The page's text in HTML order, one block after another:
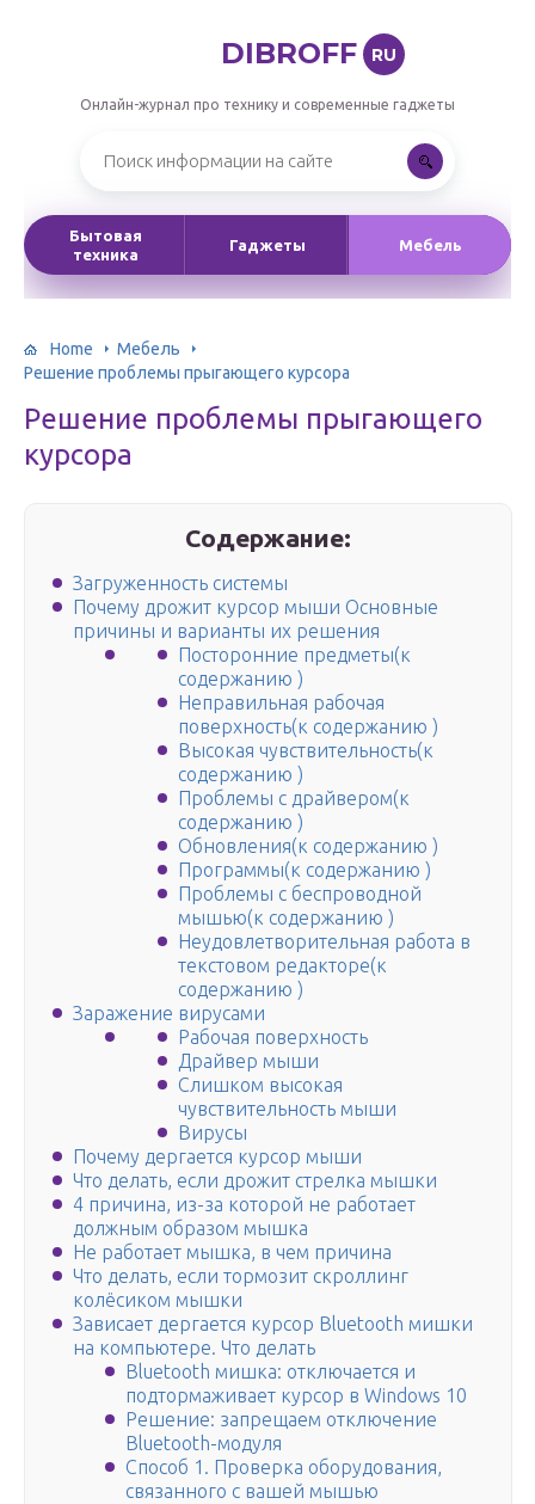
DIBROFF RU
Онлайн-журнал про технику и современные гаджеты
Бытовая
техника
Гаджеты Мебель
Home
Мебель
Решение проблемы прыгающего курсора
Решение проблемы прыгающего
курсора
Содержание:
Загруженность системы
Почему дрожит курсор мыши Основные
причины и варианты их решения
Посторонние предметы(к
содержанию )
Неправильная рабочая
поверхность(к содержанию )
Высокая чувствительность(к
содержанию )
Проблемы с драйвером(к
содержанию )
Обновления(к содержанию )
Программы(к содержанию )
Проблемы с беспроводной
мышью(к содержанию )
Неудовлетворительная работа в
текстовом редакторе(к
содержанию )
Заражение вирусами
Рабочая поверхность
Драйвер мыши
Слишком высокая
чувствительность мыши
Вирусы
Почему дергается курсор мыши
Что делать, если дрожит стрелка мышки
4 причина, из-за которой не работает
должным образом мышка
Не работает мышка, в чем причина
Что делать, если тормозит скроллинг
колёсиком мышки
Зависает дергается курсор Bluetooth мишки
на компьютере. Что делать
Bluetooth мишка: отключается и
подтормаживает курсор в Windows 10
Решение: запрещаем отключение
Bluetooth-модуля
Способ 1. Проверка оборудования,
связанного с вашей мышью